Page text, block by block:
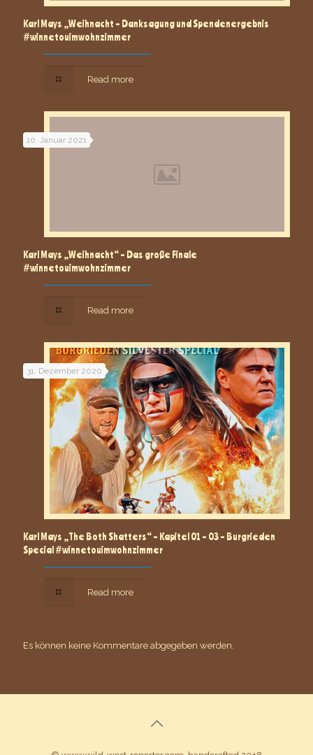
Karl Mays „Weihnacht – Danksagung und Spendenergebnis
#winnetouimwohnzimmer
Read more
10. Januar 2021
Karl Mays „Weihnacht“ – Das große Finale
#winnetouimwohnzimmer
Read more
31. Dezember 2020
Karl Mays „The Both Shatters“ – Kapitel 01 – 03 – Burgrieden
Special #winnetouimwohnzimmer
Read more
Es können keine Kommentare abgegeben werden.